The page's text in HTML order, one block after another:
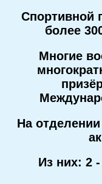
Спортивной
более
Многие
На отделении
Из них: 2